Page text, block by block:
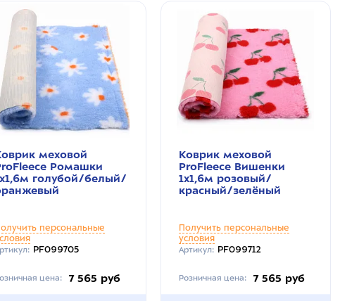
меховой
Ромашки
голубой/белый/
персональные
PF099705
цена: 7 565 руб
Коврик меховой
ProFleece Вишенки
1х1,6м розовый/
красный/зелёный
Получить персональные
условия
Артикул: PF099712
Розничная цена: 7 565 руб